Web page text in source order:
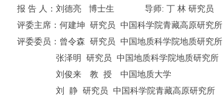
报 告 人：刘德亮 博士生 导师: 丁 林 研究员
评委主席：何建坤 研究员 中国科学院青藏高原研究所
评委委员：曾令森 研究员 中国地质科学院地质研究所
张泽明 研究员 中国地质科学院地质研究所
刘俊来 教 授 中国地质大学
刘 静 研究员 中国科学院青藏高原研究所